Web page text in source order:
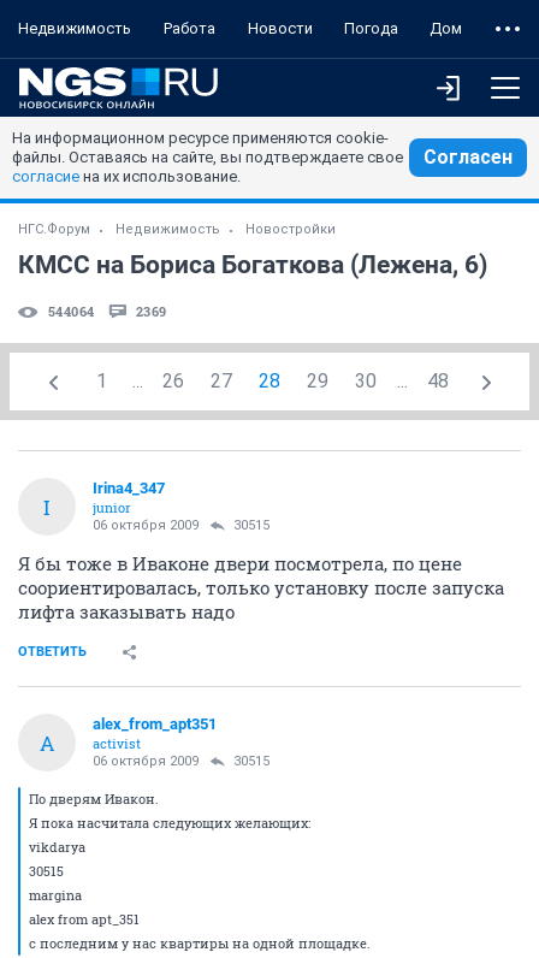
Недвижимость Работа Новости Погода Дом
На информационном ресурсе применяются cookie-
файлы. Оставаясь на сайте, вы подтверждаете свое
согласие на их использование.
Согласен
НГС.Форум Недвижимость Новостройки
КМСС на Бориса Богаткова (Лежена, 6)
544064 2369
1 ... 26 27 28 29 30 ... 48
I
Irina4_347
junior
06 октября 2009 30515
Я бы тоже в Иваконе двери посмотрела, по цене
соориентировалась, только установку после запуска
лифта заказывать надо
ОТВЕТИТЬ
A
alex_from_apt351
activist
06 октября 2009 30515
По дверям Ивакон.
Я пока насчитала следующих желающих:
vikdarya
30515
margina
alex from apt_351
с последним у нас квартиры на одной площадке.